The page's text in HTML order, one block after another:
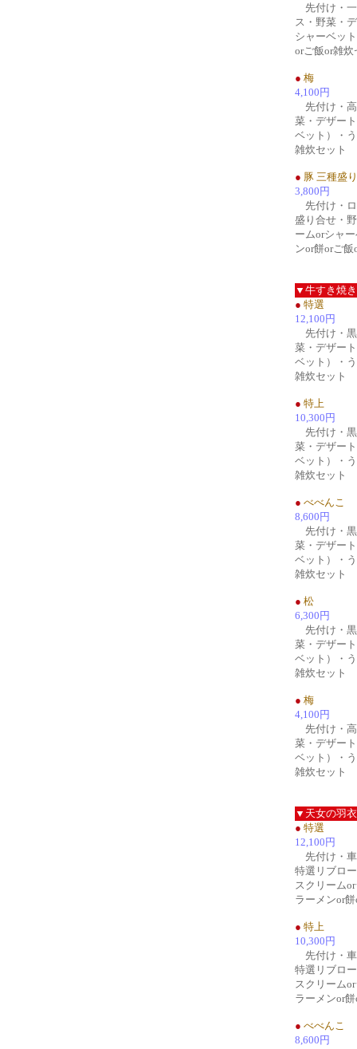
先付け・一
ス・野菜・
シャーベッ
orご飯or雑炊
● 梅
4,100円
先付け・高
菜・デザー
ベット）・
雑炊セット
● 豚 三種盛り
3,800円
先付け・ロ
盛り合せ・
ームorシャ
ンor餅orご
▼牛すき焼
● 特選
12,100円
先付け・黒
菜・デザー
ベット）・
雑炊セット
● 特上
10,300円
先付け・黒
菜・デザー
ベット）・
雑炊セット
● べべんこ
8,600円
先付け・黒
菜・デザー
ベット）・
雑炊セット
● 松
6,300円
先付け・黒
菜・デザー
ベット）・
雑炊セット
● 梅
4,100円
先付け・高
菜・デザー
ベット）・
雑炊セット
▼天女の羽
● 特選
12,100円
先付け・車
特選リブロ
スクリーム
ラーメンor
● 特上
10,300円
先付け・車
特選リブロ
スクリーム
ラーメンor
● べべんこ
8,600円